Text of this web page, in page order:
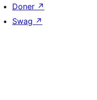
Doner ↗
Swag ↗